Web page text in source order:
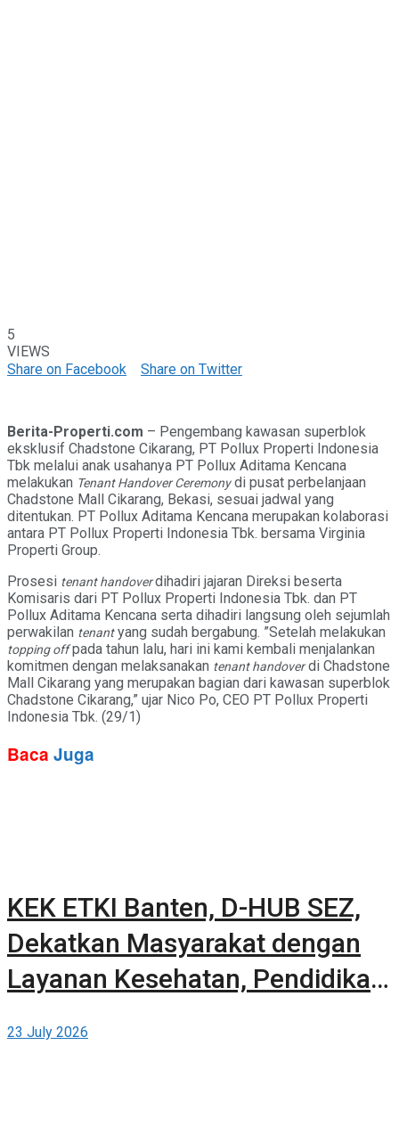
5
VIEWS
Share on Facebook
Share on Twitter
Berita-Properti.com – Pengembang kawasan superblok
eksklusif Chadstone Cikarang, PT Pollux Properti Indonesia
Tbk melalui anak usahanya PT Pollux Aditama Kencana
melakukan Tenant Handover Ceremonydi pusat perbelanjaan
Chadstone Mall Cikarang, Bekasi, sesuai jadwal yang
ditentukan. PT Pollux Aditama Kencana merupakan kolaborasi
antara PT Pollux Properti Indonesia Tbk. bersama Virginia
Properti Group.
Prosesi tenant handoverdihadiri jajaran Direksi beserta
Komisaris dari PT Pollux Properti Indonesia Tbk. dan PT
Pollux Aditama Kencana serta dihadiri langsung oleh sejumlah
perwakilan tenantyang sudah bergabung. ”Setelah melakukan
topping offpada tahun lalu, hari ini kami kembali menjalankan
komitmen dengan melaksanakan tenant handoverdi Chadstone
Mall Cikarang yang merupakan bagian dari kawasan superblok
Chadstone Cikarang,” ujar Nico Po, CEO PT Pollux Properti
Indonesia Tbk. (29/1)
Baca Juga
KEK ETKI Banten, D-HUB SEZ,
Dekatkan Masyarakat dengan
Layanan Kesehatan, Pendidikan,
BSD City
23 July 2026